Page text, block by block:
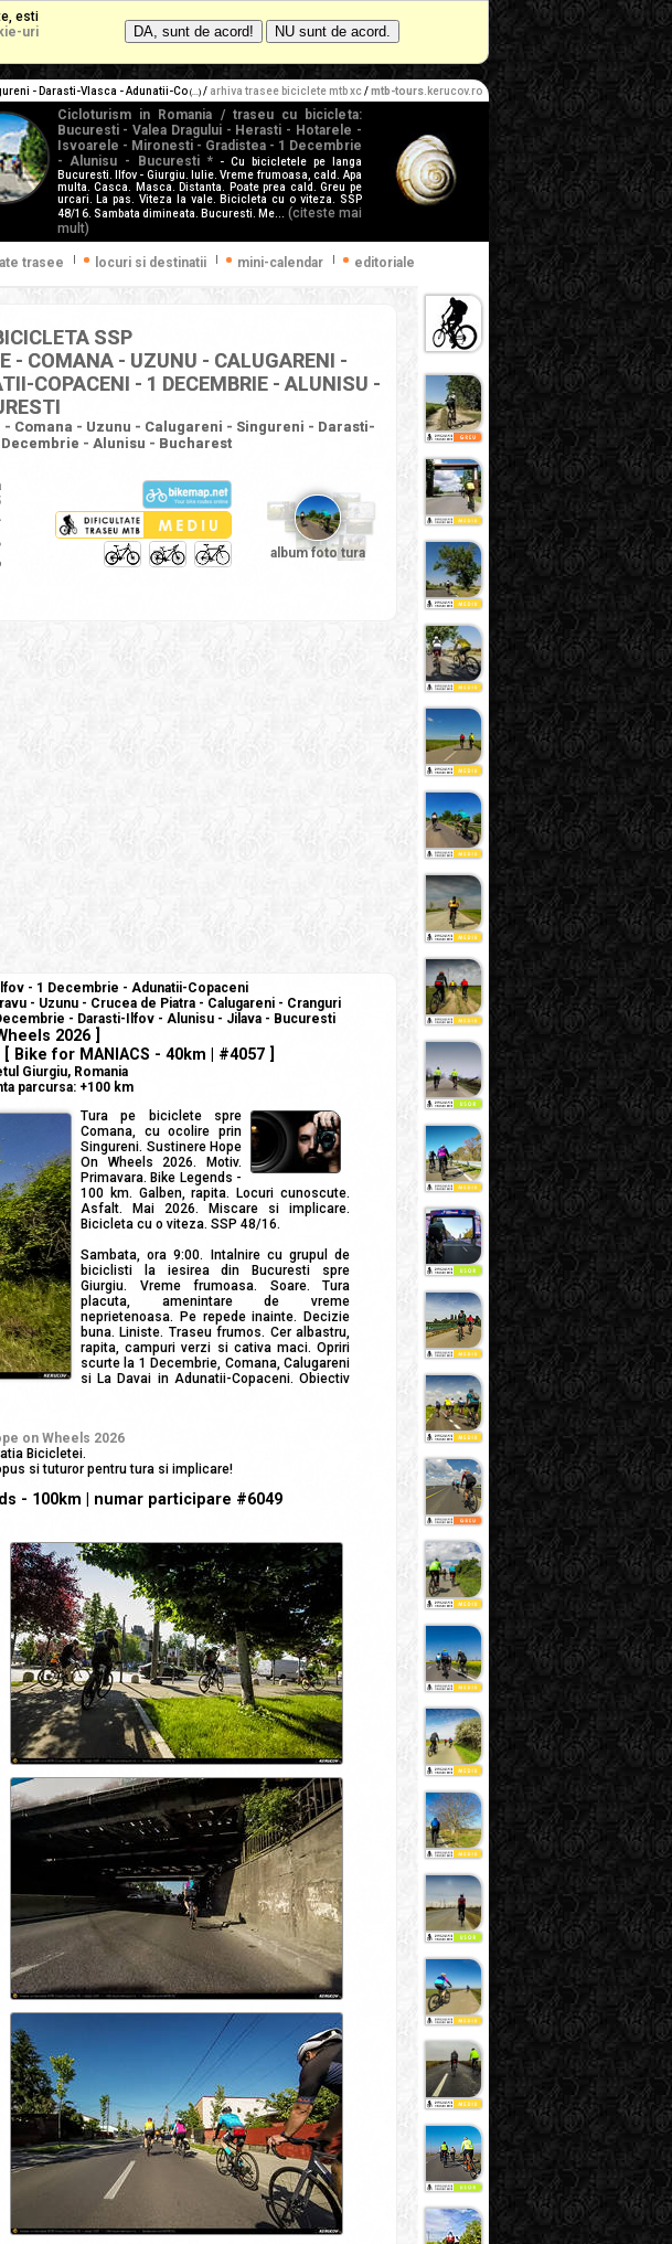
esti
uri
- Darasti-Vlasca - Adunatii-Co (...)/ arhiva trasee biciclete mtb xc/mtb-tours.kerucov.ro
Cicloturism in Romania / traseu cu bicicleta:
Bucuresti - Valea Dragului - Herasti - Hotarele -
Isvoarele - Mironesti - Gradistea - 1 Decembrie
- Alunisu - Bucuresti *
- Cu bicicletele pe langa
Bucuresti. Ilfov - Giurgiu. Iulie. Vreme frumoasa, cald. Apa
multa. Casca. Masca. Distanta. Poate prea cald. Greu pe
urcari. La pas. Viteza la vale. Bicicleta cu o viteza. SSP
48/16. Sambata dimineata. Bucuresti. Me...
(citeste mai
mult)
trasee locuri si destinatii mini-calendar editoriale
SSP
- COMANA - UZUNU - CALUGARENI -
COPACENI - 1 DECEMBRIE - ALUNISU -
Comana - Uzunu - Calugareni - Singureni - Darasti-
- Alunisu - Bucharest
album foto tura
- 1 Decembrie - Adunatii-Copaceni
- Uzunu - Crucea de Piatra - Calugareni - Cranguri
- Darasti-Ilfov - Alunisu - Jilava - Bucuresti
2026 ]
Bike for MANIACS - 40km | #4057 ]
Giurgiu, Romania
parcursa: +100 km
Tura pe biciclete spre
Comana, cu ocolire prin
Singureni. Sustinere Hope
On Wheels 2026. Motiv.
Primavara. Bike Legends -
100 km. Galben, rapita. Locuri cunoscute.
Asfalt. Mai 2026. Miscare si implicare.
Bicicleta cu o viteza. SSP 48/16.
Sambata, ora 9:00. Intalnire cu grupul de
biciclisti la iesirea din Bucuresti spre
Giurgiu. Vreme frumoasa. Soare. Tura
placuta, amenintare de vreme
neprietenoasa. Pe repede inainte. Decizie
buna. Liniste. Traseu frumos. Cer albastru,
rapita, campuri verzi si cativa maci. Opriri
scurte la 1 Decembrie, Comana, Calugareni
si La Davai in Adunatii-Copaceni. Obiectiv
on Wheels 2026
Bicicletei.
si tuturor pentru tura si implicare!
- 100km | numar participare #6049